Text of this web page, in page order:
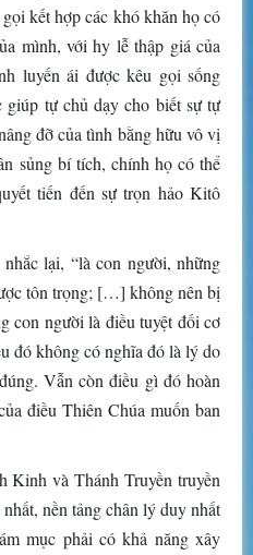
kết hợp các khó khăn họ có
mình, với hy lễ thập giá của
luyến ái được kêu gọi sống
tự chủ dạy cho biết sự tự
đỡ của tình bằng hữu vô vị
sủng bí tích, chính họ có thể
tiến đến sự trọn hảo Kitô
lại, “là con người, những
tôn trọng; […] không nên bị
con người là điều tuyệt đối cơ
đó không có nghĩa đó là lý do
Vẫn còn điều gì đó hoàn
điều Thiên Chúa muốn ban
Kinh và Thánh Truyền truyền
nền tảng chân lý duy nhất
mục phải có khả năng xây